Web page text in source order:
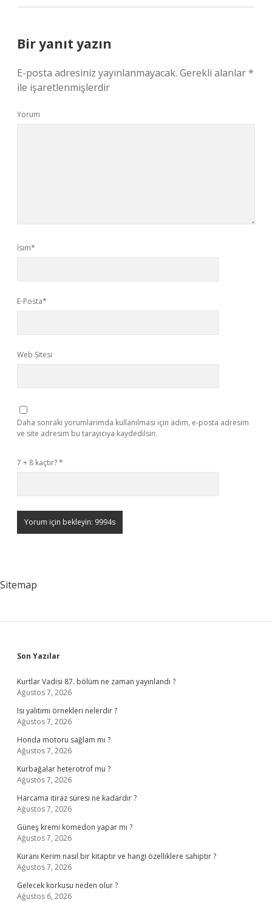
Bir yanıt yazın
E-posta adresiniz yayınlanmayacak. Gerekli alanlar*
ile işaretlenmişlerdir
Yorum
İsim*
E-Posta*
Web Sitesi
Daha sonraki yorumlarımda kullanılması için adım, e-posta adresim
ve site adresim bu tarayıcıya kaydedilsin.
7 + 8 kaçtır?*
Sitemap
Sidebar
Son Yazılar
Kurtlar Vadisi 87. bölüm ne zaman yayınlandı ?
Ağustos 7, 2026
Isı yalıtımı örnekleri nelerdir ?
Ağustos 7, 2026
Honda motoru sağlam mı ?
Ağustos 7, 2026
Kurbağalar heterotrof mu ?
Ağustos 7, 2026
Harcama itiraz süresi ne kadardır ?
Ağustos 7, 2026
Güneş kremi komedon yapar mı ?
Ağustos 7, 2026
Kuranı Kerim nasıl bir kitaptır ve hangi özelliklere sahiptir ?
Ağustos 7, 2026
Gelecek korkusu neden olur ?
Ağustos 6, 2026